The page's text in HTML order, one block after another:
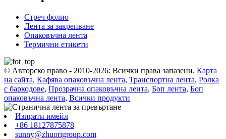
Стреч фолио
Лента за закрепване
Опаковъчна лента
Термични етикети
© Авторско право - 2010-2026: Всички права запазени. Карта
на сайта, Кафява опаковъчна лента, Транспортна лента, Ролка
с баркодове, Прозрачна опаковъчна лента, Боп лента, Боп
опаковъчна лента, Всички продукти
Изпрати имейл
+86 18127875878
sunny@zhuorigroup.com